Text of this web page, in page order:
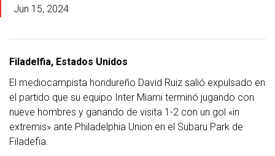
Jun 15, 2024
Filadelfia, Estados Unidos
El mediocampista hondureño David Ruiz salió expulsado en
el partido que su equipo Inter Miami terminó jugando con
nueve hombres y ganando de visita 1-2 con un gol «in
extremis» ante Philadelphia Union en el Subaru Park de
Filadefia.